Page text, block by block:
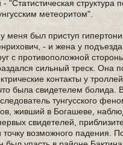
- "Статистическая структура
метеоритом".
меня был приступ
- и жена у
с противоположной
сильный треск. Она
контакты у
была свидетелем болида.
тунгусского
живший в Богашеве,
свидетелей,
точку возможного падения.